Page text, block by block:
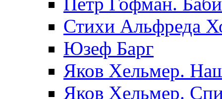
Стихи Альфреда
Юзеф Барг
Яков Хельмер.
Яков Хельмер.